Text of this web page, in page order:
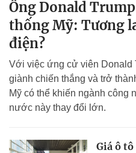
Ông Donald
thống Mỹ: Tương
điện?
Với việc ứng cử viên Donald
giành chiến thắng và trở
Mỹ có thể khiến ngành công
nước này thay đổi lớn.
Giá ô